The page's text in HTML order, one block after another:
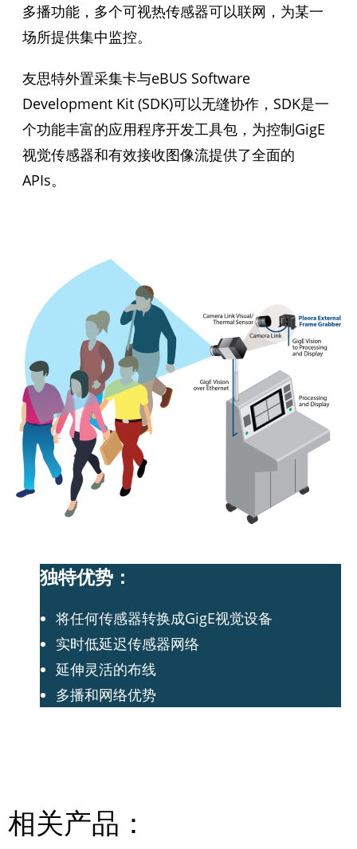
多播功能，多个可视热传感器可以联网，为某一
场所提供集中监控。
友思特外置采集卡与eBUS Software
Development Kit (SDK)可以无缝协作，SDK是一
个功能丰富的应用程序开发工具包，为控制GigE
视觉传感器和有效接收图像流提供了全面的
APIs。
独特优势：
将任何传感器转换成GigE视觉设备
实时低延迟传感器网络
延伸灵活的布线
多播和网络优势
相关产品：